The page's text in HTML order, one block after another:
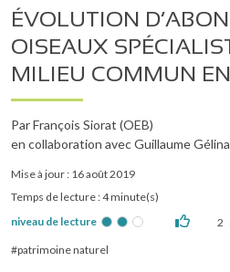
ÉVOLUTION
OISEAUX
MILIEU COMMUN
Par François Siorat (OEB)
en collaboration avec Guillaume
Mise à jour : 16 août 2019
Temps de lecture : 4 minute(s)
niveau de lecture
2
patrimoine naturel